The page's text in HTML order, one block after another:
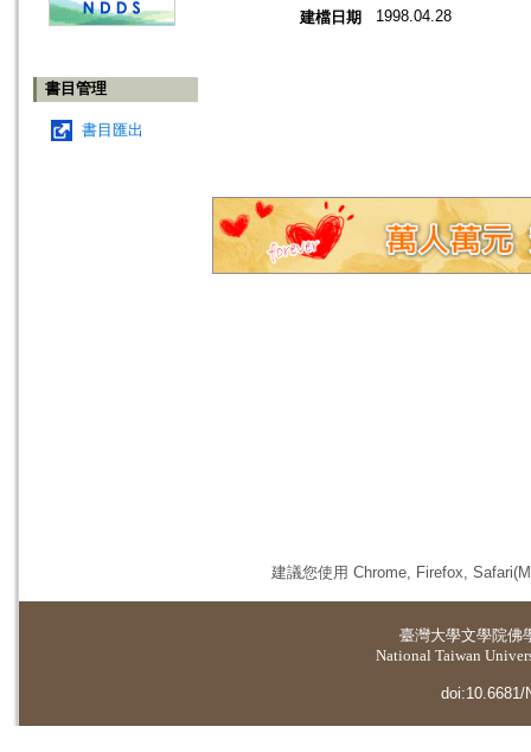
書目管理
書目匯出
建檔日期 1998.04.28
建議您使用 Chrome, Firefox,
臺灣大學文學院佛
National Taiwan
doi:10.6681/